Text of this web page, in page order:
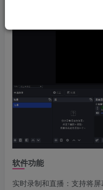
软件功能
实时录制和直播：支持将